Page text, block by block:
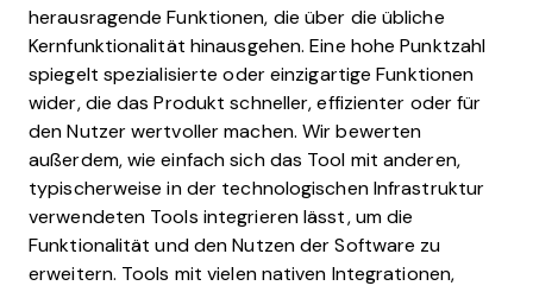
herausragende Funktionen, die über die übliche
Kernfunktionalität hinausgehen. Eine hohe Punktzahl
spiegelt spezialisierte oder einzigartige Funktionen
wider, die das Produkt schneller, effizienter oder für
den Nutzer wertvoller machen. Wir bewerten
außerdem, wie einfach sich das Tool mit anderen,
typischerweise in der technologischen Infrastruktur
verwendeten Tools integrieren lässt, um die
Funktionalität und den Nutzen der Software zu
erweitern. Tools mit vielen nativen Integrationen,